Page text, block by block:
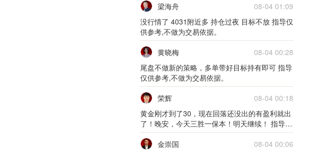
梁海舟
08-04 01:09
没行情了 4031附近多 持仓过夜 目标不放 指导仅
供参考,不做为交易依据。
黄晓梅
08-04 00:28
尾盘不做新的策略，多单带好目标持有即可 指导
仅供参考,不做为交易依据。
荣辉
08-04 00:18
黄金刚才到了30，现在回落还没出的有盈利就出
了！晚安，今天三胜一保本！明天继续！ 指导仅
供参考,不做为交易依据。
金崇国
08-04 00:06